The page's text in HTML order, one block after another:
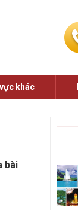
khác
bài